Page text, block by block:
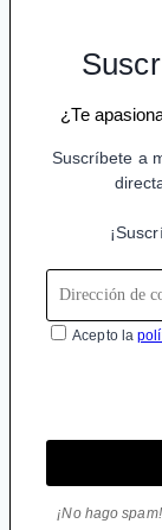
¿Te
Suscríbete a
Acepto la
¡No hago